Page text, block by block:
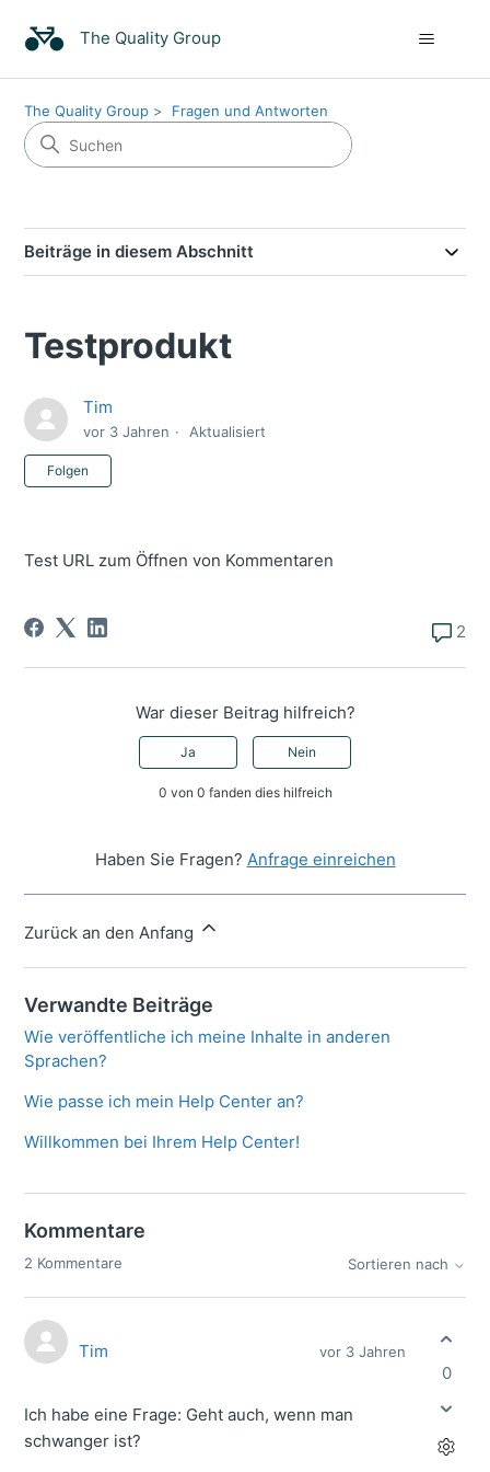
The Quality Group
The Quality Group Fragen und Antworten
Beiträge in diesem Abschnitt
Testprodukt
Tim
vor 3 Jahren Aktualisiert
Folgen
Test URL zum Öffnen von Kommentaren
2
War dieser Beitrag hilfreich?
Ja Nein
0 von 0 fanden dies hilfreich
Haben Sie Fragen? Anfrage einreichen
Zurück an den Anfang
Verwandte Beiträge
Wie veröffentliche ich meine Inhalte in anderen
Sprachen?
Wie passe ich mein Help Center an?
Willkommen bei Ihrem Help Center!
Kommentare
2 Kommentare Sortieren nach
Tim vor 3 Jahren
Ich habe eine Frage: Geht auch, wenn man
schwanger ist?
0